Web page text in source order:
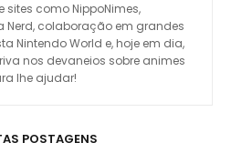
sites como NippoNimes,
Nerd, colaboração em grandes
Nintendo World e, hoje em dia,
nos devaneios sobre animes
lhe ajudar!
POSTAGENS